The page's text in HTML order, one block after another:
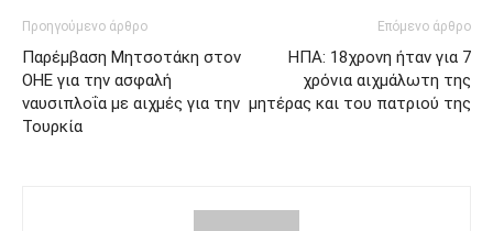
Προηγούμενο άρθρο
Παρέμβαση Μητσοτάκη στον
ΟΗΕ για την ασφαλή
ναυσιπλοΐα με αιχμές για την
Τουρκία
Επόμενο άρθρο
ΗΠΑ: 18χρονη ήταν για 7
χρόνια αιχμάλωτη της
μητέρας και του πατριού της